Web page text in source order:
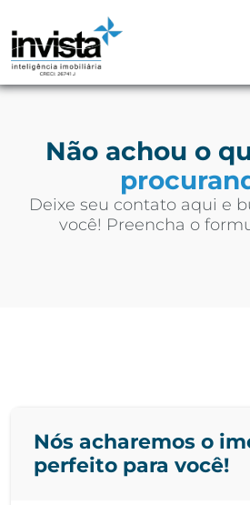
Não achou o
Deixe seu contato aqui e
você! Preencha o
Nós acharemos o
perfeito para você!